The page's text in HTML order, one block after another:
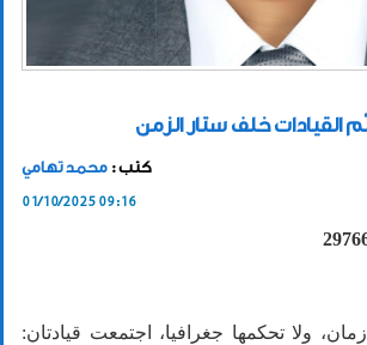
القيادات خلف ستار الزمن
كتب : محمد تهامي
01/10/2025 09:16
ولا تحكمها جغرافيا، اجتمعت قيادتان: